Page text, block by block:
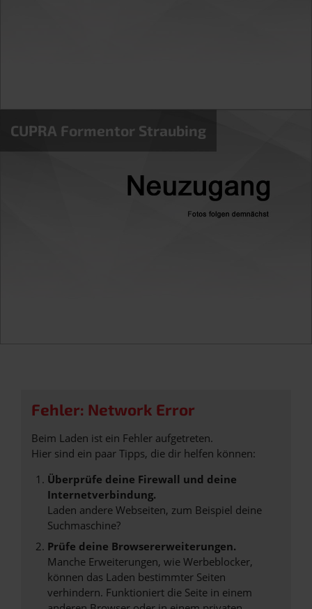
CUPRA Formentor Straubing
Fehler: Network Error
Beim Laden ist ein Fehler aufgetreten.
Hier sind ein paar Tipps, die dir helfen können:
Überprüfe deine Firewall und deine
Internetverbindung.
Laden andere Webseiten, zum Beispiel deine
Suchmaschine?
Prüfe deine Browsererweiterungen.
Manche Erweiterungen, wie Werbeblocker,
können das Laden bestimmter Seiten
verhindern. Funktioniert die Seite in einem